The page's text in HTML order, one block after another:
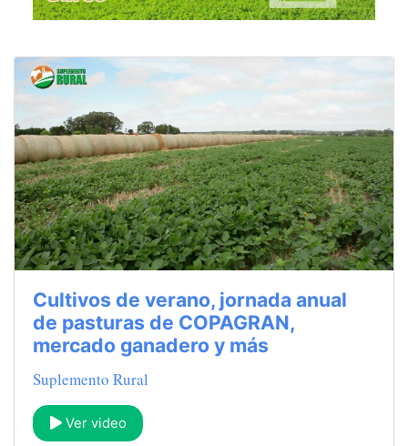
Cultivos de verano, jornada anual
de pasturas de COPAGRAN,
mercado ganadero y más
Suplemento Rural
Ver video